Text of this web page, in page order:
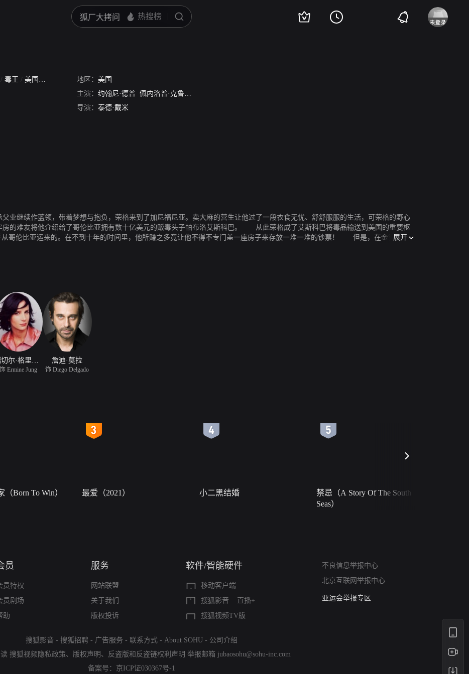
/ 毒王 / 美国毒枭 地区： 美国
主演： 约翰尼·德普 佩内洛普·克鲁兹
导演： 泰德·戴米
业继续作蓝领，带着梦想与抱负，荣格来到了加尼福尼亚。卖大麻的营生让他过了一段衣食无忧、舒舒服服的生活，可荣格的野心
房的难友将他介绍给了哥伦比亚拥有数十亿美元的贩毒头子帕布洛艾斯科巴。 从此荣格成了艾斯科巴将毒品输送到美国的重要枢
从哥伦比亚运来的。在不到十年的时间里，他所赚之多竟让他不得不专门盖一座房子来存放一堆一堆的钞票！ 但是，在金钱与物
展开
饰 Ermine Jung
詹迪·莫拉
饰 Diego Delgado
（Born To Win） 最爱（2021） 小二黑结婚
禁忌（A Story Of The South
Seas）
员
员特权
员剧场
助
服务
网站联盟
关于我们
版权投诉
软件/智能硬件
移动客户端
搜狐影音
直播+
搜狐视频TV版
不良信息举报中心
北京互联网举报中心
12318 文化市场举报
算法推荐专项举报
搜狐影音 - 搜狐招聘 - 广告服务 - 联系方式 - About SOHU - 公司介绍
搜狐视频隐私政策、 版权声明 、 反盗版和反盗链权利声明 举报邮箱 jubaosohu@sohu-inc.com
备案号： 京ICP证030367号-1